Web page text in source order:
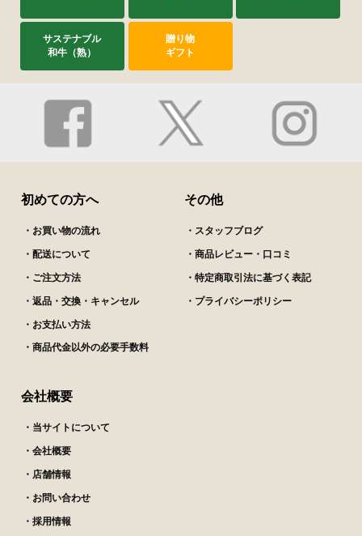
サステナブル
和牛（熟）
贈り物
ギフト
初めての方へ
・お買い物の流れ
・配送について
・ご注文方法
・返品・交換・キャンセル
・お支払い方法
・商品代金以外の必要手数料
その他
・スタッフブログ
・商品レビュー・口コミ
・特定商取引法に基づく表記
・プライバシーポリシー
会社概要
・当サイトについて
・会社概要
・店舗情報
・お問い合わせ
・採用情報